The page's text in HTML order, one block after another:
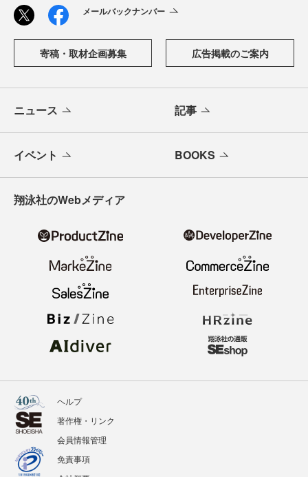
メールバックナンバー
寄稿・取材企画募集 広告掲載のご案内
ニュース 記事
イベント BOOKS
翔泳社のWebメディア
ヘルプ
著作権・リンク
会員情報管理
免責事項